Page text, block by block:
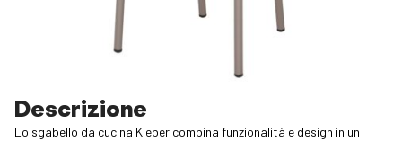
Descrizione
Lo sgabello da cucina Kleber combina funzionalità e design in un